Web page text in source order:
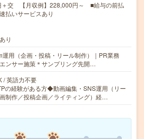
＋交 【月収例】228,000円～ ■給与の前払
払いサービスあり
り
運用（企画・投稿・リール制作）｜PR業務
エンサー施策＊サンプリング先開…
/ 英語力不要
の経験がある方◆動画編集・SNS運用（リー
制作／投稿企画／ライティング）経…